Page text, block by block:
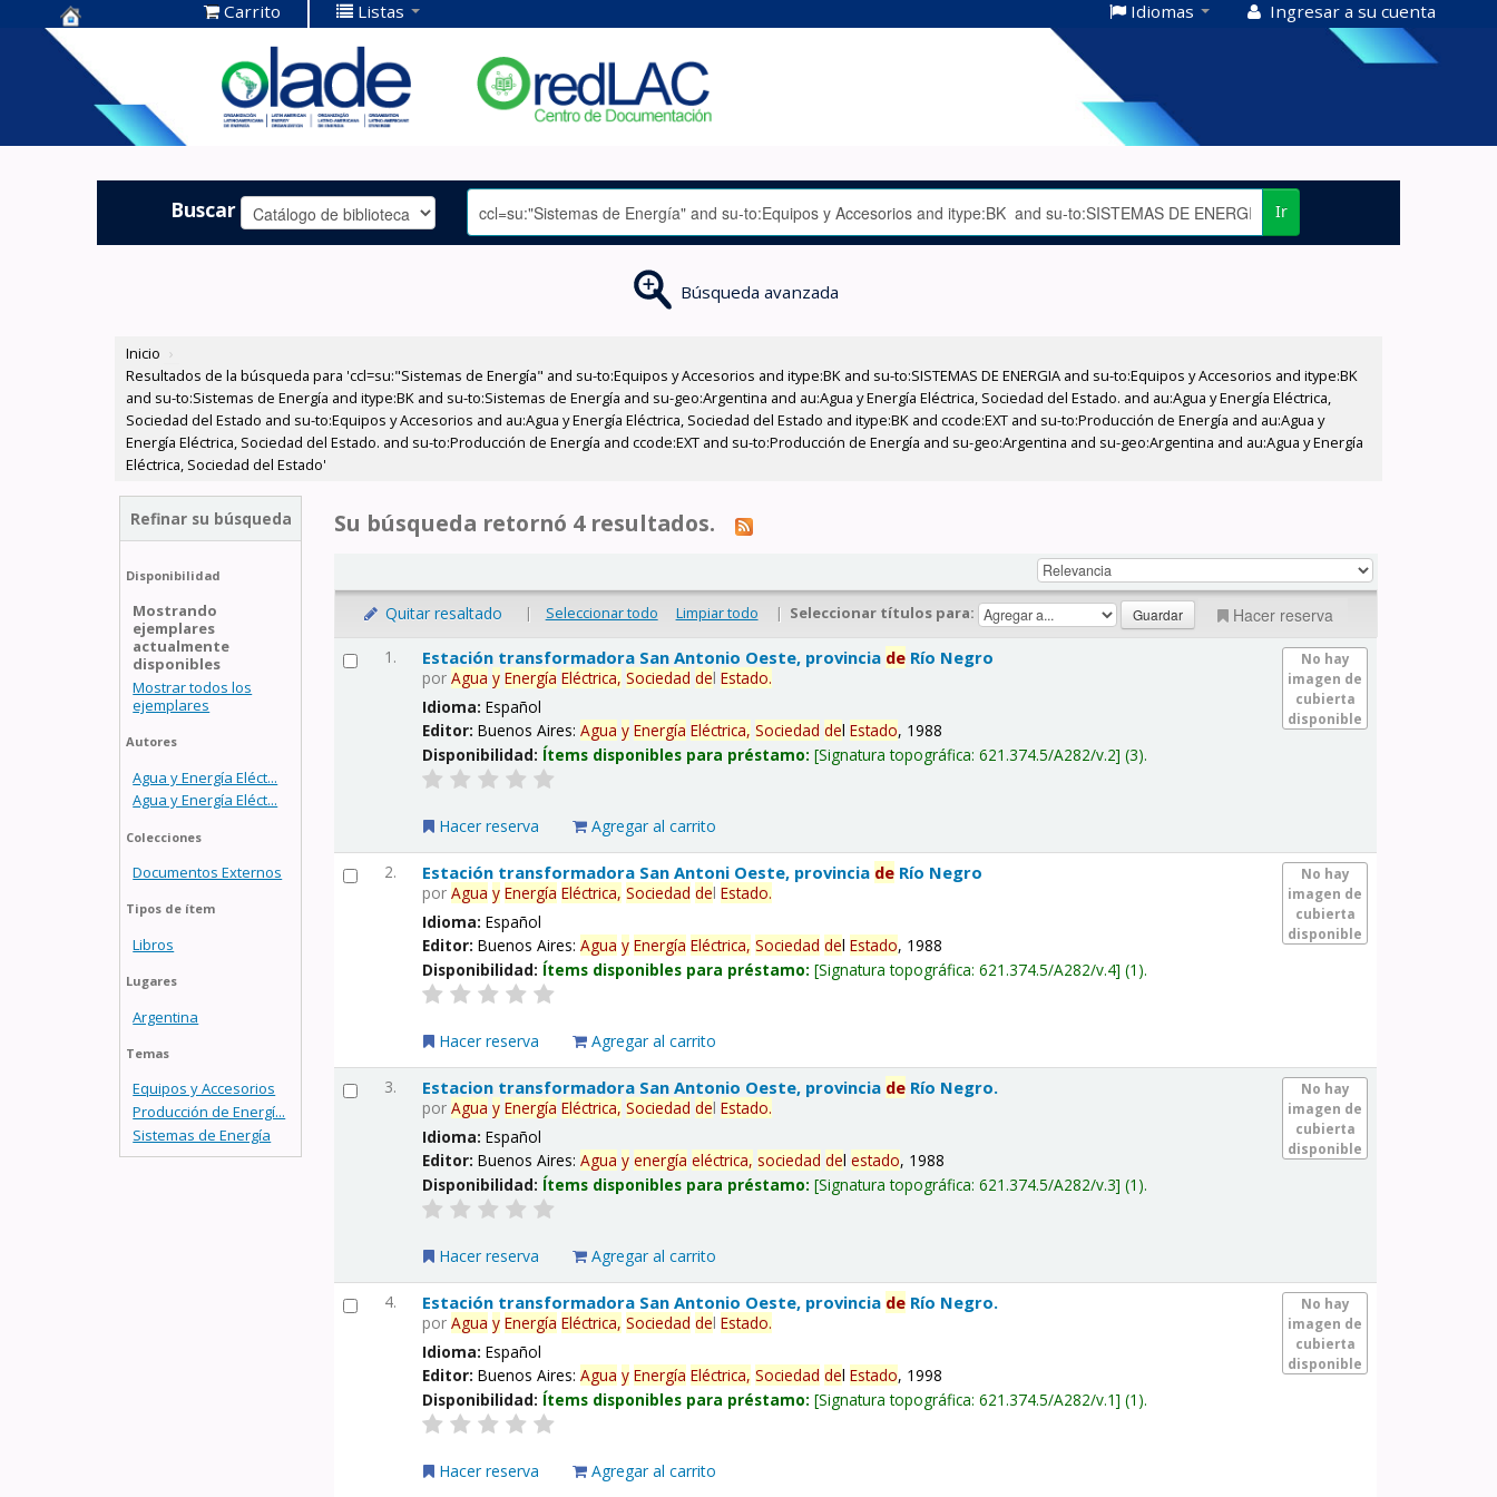
Centro de
Documentación
OLADE -
Carrito Listas Idiomas Ingresar a su cuenta
Buscar Ir
Búsqueda avanzada
Inicio ›
Resultados de la búsqueda para 'ccl=su:"Sistemas de Energía" and su-to:Equipos y Accesorios and itype:BK and su-to:SISTEMAS DE ENERGIA and su-to:Equipos y Accesorios and itype:BK
and su-to:Sistemas de Energía and itype:BK and su-to:Sistemas de Energía and su-geo:Argentina and au:Agua y Energía Eléctrica, Sociedad del Estado. and au:Agua y Energía Eléctrica,
Sociedad del Estado and su-to:Equipos y Accesorios and au:Agua y Energía Eléctrica, Sociedad del Estado and itype:BK and ccode:EXT and su-to:Producción de Energía and au:Agua y
Energía Eléctrica, Sociedad del Estado. and su-to:Producción de Energía and ccode:EXT and su-to:Producción de Energía and su-geo:Argentina and su-geo:Argentina and au:Agua y Energía
Eléctrica, Sociedad del Estado'
Refinar su búsqueda
Disponibilidad
Mostrando
ejemplares
actualmente
disponibles
Mostrar todos los
ejemplares
Autores
Agua y Energía Eléct...
Agua y Energía Eléct...
Colecciones
Documentos Externos
Tipos de ítem
Libros
Lugares
Argentina
Temas
Equipos y Accesorios
Producción de Energí...
Sistemas de Energía
Su búsqueda retornó 4 resultados.
Quitar resaltado | Seleccionar todo Limpiar todo | Seleccionar títulos para: Hacer reserva
1.
No hay
imagen de
cubierta
disponible
Estación transformadora San Antonio Oeste, provincia de Río Negro
porAgua y Energía Eléctrica, Sociedad delEstado.
Idioma:Español
Editor:Buenos Aires:Agua y Energía Eléctrica, Sociedad delEstado, 1988
Disponibilidad: Ítems disponibles para préstamo: Signatura topográfica:621.374.5/A282/v.2 (3).
Hacer reserva Agregar al carrito
2.
No hay
imagen de
cubierta
disponible
Estación transformadora San Antoni Oeste, provincia de Río Negro
porAgua y Energía Eléctrica, Sociedad delEstado.
Idioma:Español
Editor:Buenos Aires:Agua y Energía Eléctrica, Sociedad delEstado, 1988
Disponibilidad: Ítems disponibles para préstamo: Signatura topográfica:621.374.5/A282/v.4 (1).
Hacer reserva Agregar al carrito
3.
No hay
imagen de
cubierta
disponible
Estacion transformadora San Antonio Oeste, provincia de Río Negro.
porAgua y Energía Eléctrica, Sociedad delEstado.
Idioma:Español
Editor:Buenos Aires:Agua y energía eléctrica, sociedad delestado, 1988
Disponibilidad: Ítems disponibles para préstamo: Signatura topográfica:621.374.5/A282/v.3 (1).
Hacer reserva Agregar al carrito
4.
No hay
imagen de
cubierta
disponible
Estación transformadora San Antonio Oeste, provincia de Río Negro.
porAgua y Energía Eléctrica, Sociedad delEstado.
Idioma:Español
Editor:Buenos Aires:Agua y Energía Eléctrica, Sociedad delEstado, 1998
Disponibilidad: Ítems disponibles para préstamo: Signatura topográfica:621.374.5/A282/v.1 (1).
Hacer reserva Agregar al carrito